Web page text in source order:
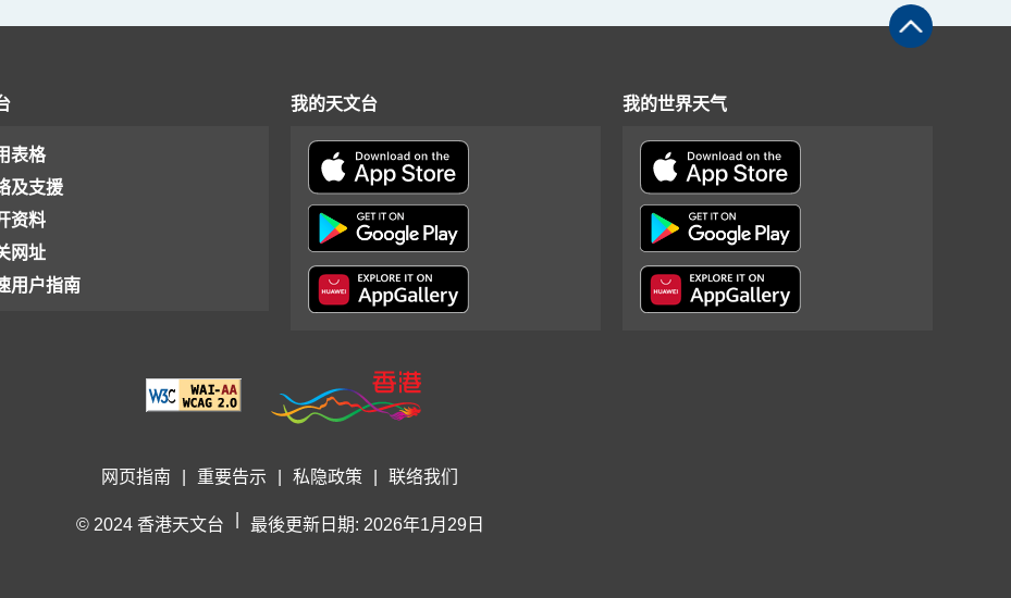
表格
及支援
资料
网址
用户指南
我的天文台 我的世界天气
网页指南 重要告示 私隐政策 联络我们
© 2024 香港天文台 最後更新日期: 2026年1月29日